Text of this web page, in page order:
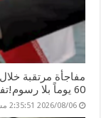
مفاجأة مرتقبة
60 يوماً بلا رسوم!تفاهم أولي جاهز للإعلان
2026/08/06 2:35:51 مساءً